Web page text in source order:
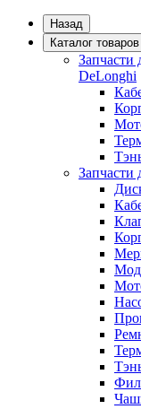
Назад
Каталог товаров
Запчасти
DeLonghi
Запчасти